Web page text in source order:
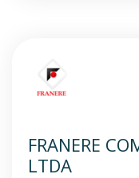
FRANERE
LTDA